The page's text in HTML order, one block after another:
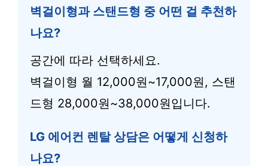
벽걸이형과 스탠드형 중 어떤 걸 추천하
나요?
공간에 따라 선택하세요.
벽걸이형 월 12,000원~17,000원, 스탠
드형 28,000원~38,000원입니다.
LG 에어컨 렌탈 상담은 어떻게 신청하
나요?